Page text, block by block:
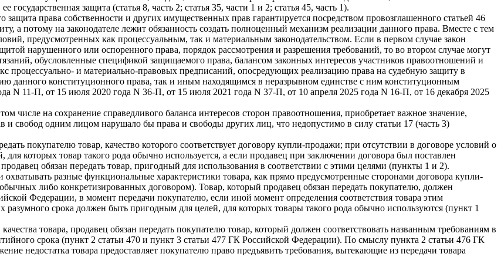
защита (статья 8, часть 2; статья 35, части 1 и 2; статья 45, часть 1).
права собственности и других имущественных прав гарантируется посредством провозглашенного статьей 46
а потому на законодателе лежит обязанность создать полноценный механизм реализации данного права. Вместе с тем
предусмотренных как процессуальным, так и материальным законодательством. Если в первом случае закон
нарушенного или оспоренного права, порядок рассмотрения и разрешения требований, то во втором случае могут
обусловленные спецификой защищаемого права, балансом законных интересов участников правоотношений и
процессуально- и материально-правовых предписаний, опосредующих реализацию права на судебную защиту в
данного конституционного права, так и иным находящимся в неразрывном единстве с ним конституционным
N 11-П, от 15 июля 2020 года N 36-П, от 15 июля 2021 года N 37-П, от 10 апреля 2025 года N 16-П, от 16 декабря 2025
числе на сохранение справедливого баланса интересов сторон правоотношения, приобретает важное значение,
и свобод одним лицом нарушало бы права и свободы других лиц, что недопустимо в силу статьи 17 (часть 3)
покупателю товар, качество которого соответствует договору купли-продажи; при отсутствии в договоре условий о
для которых товар такого рода обычно используется, а если продавец при заключении договора был поставлен
обязан передать товар, пригодный для использования в соответствии с этими целями (пункты 1 и 2).
разные функциональные характеристики товара, как прямо предусмотренные сторонами договора купли-
либо конкретизированных договором). Товар, который продавец обязан передать покупателю, должен
Федерации, в момент передачи покупателю, если иной момент определения соответствия товара этим
срока должен быть пригодным для целей, для которых товары такого рода обычно используются (пункт 1
товара, продавец обязан передать покупателю товар, который должен соответствовать названным требованиям в
срока (пункт 2 статьи 470 и пункт 3 статьи 477 ГК Российской Федерации). По смыслу пункта 2 статьи 476 ГК
недостатка товара предоставляет покупателю право предъявить требования, вытекающие из передачи товара